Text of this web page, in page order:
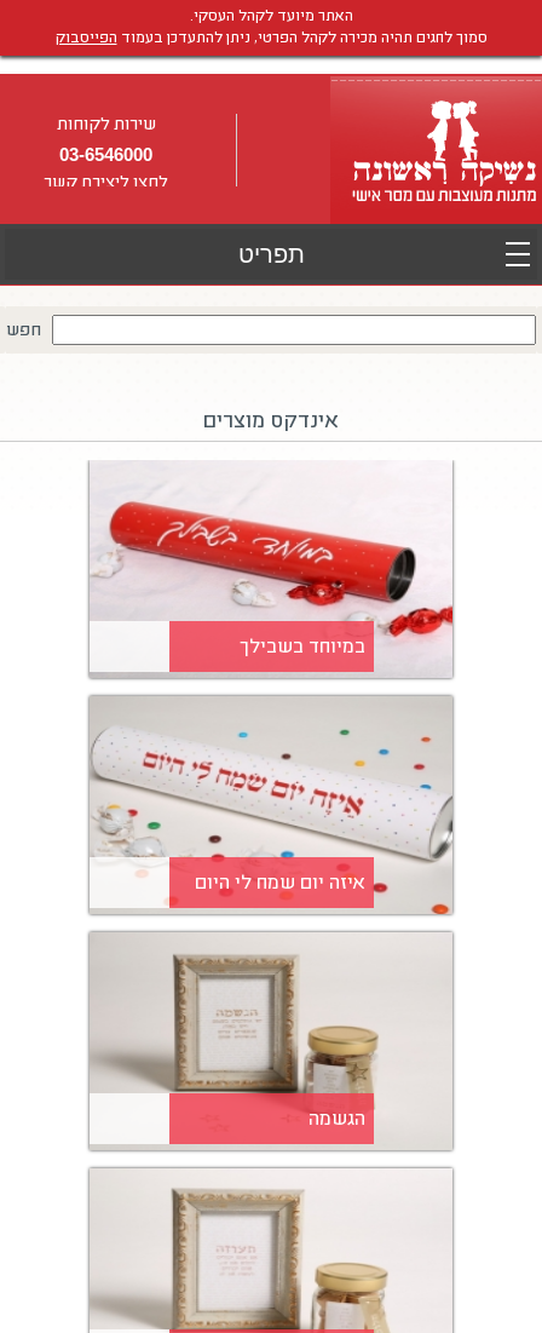
האתר מיועד לקהל העסקי.
סמוך לחגים תהיה מכירה לקהל הפרטי, ניתן להתעדכן בעמוד הפייסבוק
שירות לקוחות
03-6546000
לחצו ליצירת קשר
חפש
אינדקס מוצרים
במיוחד בשבילך
איזה יום שמח לי היום
הגשמה